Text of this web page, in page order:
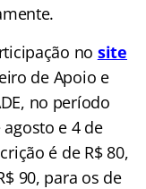
no site
de Apoio e
no período
e 4 de
é de R$ 80,
90, para os de